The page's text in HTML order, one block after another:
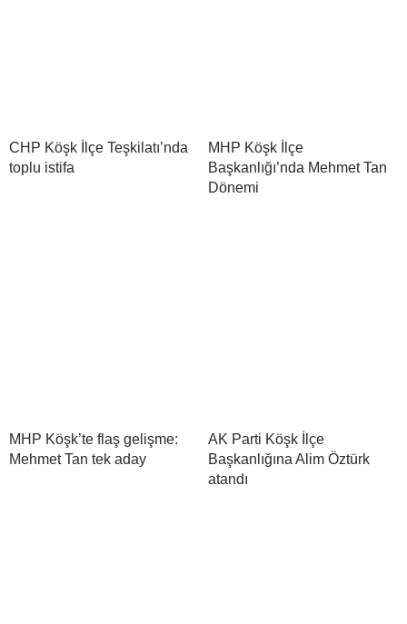
CHP Köşk İlçe Teşkilatı’nda
toplu istifa
MHP Köşk İlçe
Başkanlığı’nda Mehmet Tan
Dönemi
MHP Köşk’te flaş gelişme:
Mehmet Tan tek aday
AK Parti Köşk İlçe
Başkanlığına Alim Öztürk
atandı